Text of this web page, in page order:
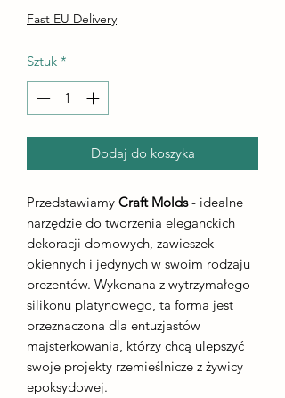
Fast EU Delivery
Sztuk *
Dodaj do koszyka
Przedstawiamy Craft Molds- idealne
narzędzie do tworzenia eleganckich
dekoracji domowych, zawieszek
okiennych i jedynych w swoim rodzaju
prezentów. Wykonana z wytrzymałego
silikonu platynowego, ta forma jest
przeznaczona dla entuzjastów
majsterkowania, którzy chcą ulepszyć
swoje projekty rzemieślnicze z żywicy
epoksydowej.